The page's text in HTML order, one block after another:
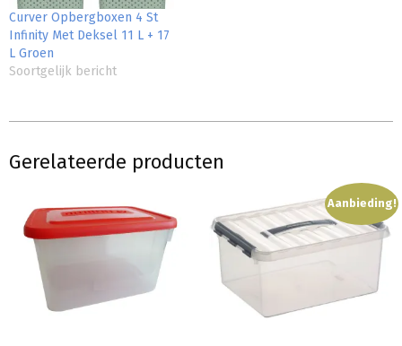
Curver Opbergboxen 4 St
Infinity Met Deksel 11 L + 17
L Groen
Soortgelijk bericht
Gerelateerde producten
Aanbieding!